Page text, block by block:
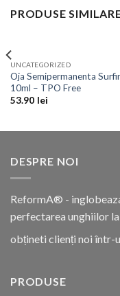
PRODUSE
UNCATEGORIZED
Oja Semipermanenta
10ml – TPO Free
53.90 lei
DESPRE NOI
ReformA® -
perfectarea unghiilor
obțineti clienți noi într-
PRODUSE